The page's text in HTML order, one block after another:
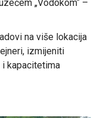
„Vodokom“ –
na više lokacija
izmijeniti
kapacitetima